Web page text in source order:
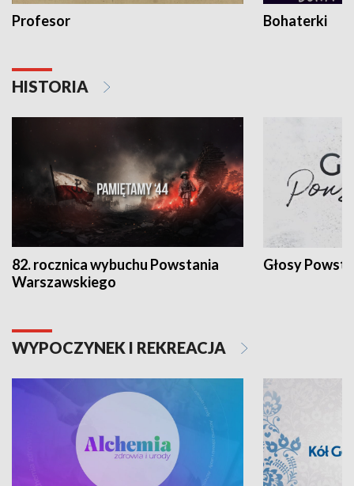
Profesor Bohaterki
HISTORIA
82. rocznica wybuchu Powstania
Warszawskiego
Głosy
WYPOCZYNEK I REKREACJA